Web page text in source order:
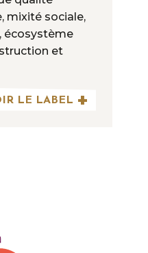
mixité sociale,
écosystème
et
LE LABEL